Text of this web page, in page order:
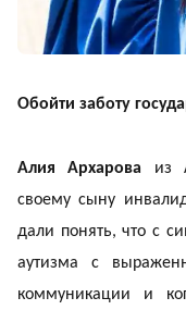
Обойти заботу
Алия Архарова из
своему сыну
дали понять, что с
аутизма с
коммуникации и